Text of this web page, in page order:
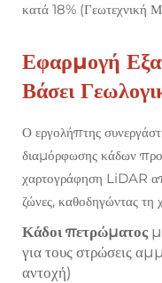
κατά 18% (Γεωτεχνική
Εφαρμογή
Βάσει
Ο εργολήπτης
διαμόρφωσης κάδων
χαρτογράφηση LiDAR
ζώνες, καθοδηγώντας τη
Κάδοι πετρώματος
για τους στρώσεις
αντοχή)